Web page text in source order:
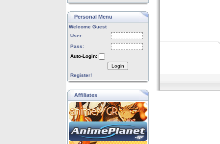
Personal Menu
Welcome Guest
User:
Pass:
Auto-Login:
Login
Register!
Affiliates